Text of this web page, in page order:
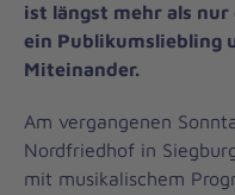
ist längst mehr als
ein Publikumsliebling
Miteinander.
Am vergangenen
Nordfriedhof in
mit musikalischem